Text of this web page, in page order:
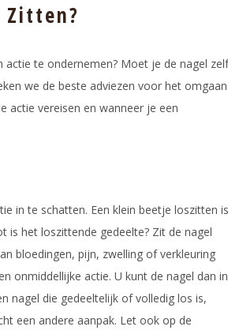
te ondernemen? Moet je de nagel zelf
we de beste adviezen voor het omgaan
actie vereisen en wanneer je een
in te schatten. Een klein beetje loszitten is
is het loszittende gedeelte? Zit de nagel
bloedingen, pijn, zwelling of verkleuring
onmiddellijke actie. U kunt de nagel dan in
nagel die gedeeltelijk of volledig los is,
een andere aanpak. Let ook op de